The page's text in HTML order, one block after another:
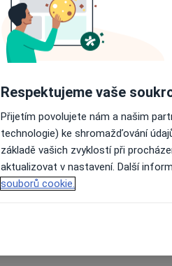
Respektujeme vaše
Přijetím povolujete nám a našim
technologie) ke shromažďování
základě vašich zvyklostí při
aktualizovat v nastavení. Další
souborů cookie.